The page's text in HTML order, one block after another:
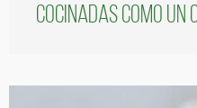
cocinadas como un